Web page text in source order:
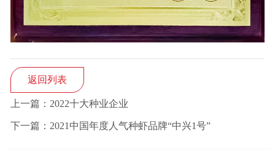
返回列表
上一篇：2022十大种业企业
下一篇：2021中国年度人气种虾品牌“中兴1号”